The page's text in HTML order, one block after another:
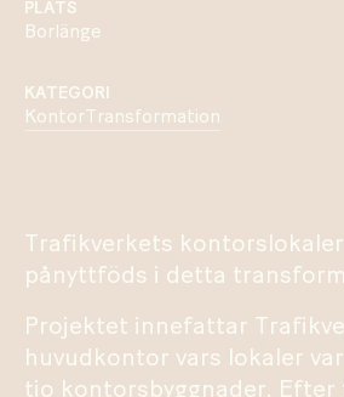
PLATS
Borlänge
KATEGORI
KontorTransformation
Trafikverkets
pånyttföds i detta
Projektet innefattar
huvudkontor vars lokaler
tio kontorsbyggnader. Efter